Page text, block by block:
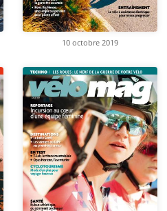
10 octobre 2019